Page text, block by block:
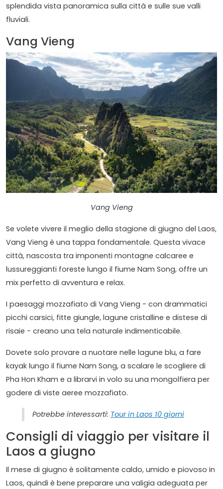
splendida vista panoramica sulla città e sulle sue valli
fluviali.
Vang Vieng
Vang Vieng
Se volete vivere il meglio della stagione di giugno del Laos,
Vang Vieng è una tappa fondamentale. Questa vivace
città, nascosta tra imponenti montagne calcaree e
lussureggianti foreste lungo il fiume Nam Song, offre un
mix perfetto di avventura e relax.
I paesaggi mozzafiato di Vang Vieng - con drammatici
picchi carsici, fitte giungle, lagune cristalline e distese di
risaie - creano una tela naturale indimenticabile.
Dovete solo provare a nuotare nelle lagune blu, a fare
kayak lungo il fiume Nam Song, a scalare le scogliere di
Pha Hon Kham e a librarvi in volo su una mongolfiera per
godere di viste aeree mozzafiato.
Potrebbe interessarti: Tour in Laos 10 giorni
Consigli di viaggio per visitare il
Laos a giugno
Il mese di giugno è solitamente caldo, umido e piovoso in
Laos, quindi è bene preparare una valigia adeguata per